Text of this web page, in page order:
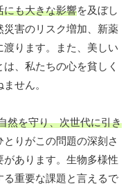
にも大きな影響を及ぼし
災害のリスク増加、新薬
ります。また、美しい
、私たちの心を貧しく
せん。
然を守り、次世代に引き
りがこの問題の深刻さ
あります。生物多様性
重要な課題と言えるで